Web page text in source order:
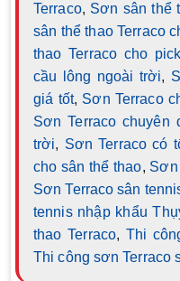
Terraco, Sơn sân thể
sân thể thao Terraco
thao Terraco cho
cầu lông ngoài trời,
giá tốt, Sơn Terraco
Sơn Terraco chuyên
trời, Sơn Terraco có
cho sân thể thao, Sơn
Sơn Terraco sân
tennis nhập khẩu
thao Terraco, Thi
Thi công sơn Terraco